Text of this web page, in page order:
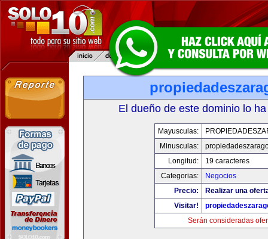
El dueño de este dominio lo
Mayusculas:
Minusculas:
Longitud:
19 caracteres
Categorias:
Negocios
Precio:
Realizar una
Visitar!
Serán consideradas